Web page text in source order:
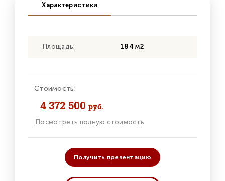
Характеристики
Площадь: 184 м2
Стоимость:
4 372 500 руб.
Посмотреть полную стоимость
Получить презентацию